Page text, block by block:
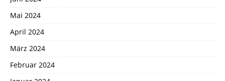
Mai 2024
April 2024
März 2024
Februar 2024